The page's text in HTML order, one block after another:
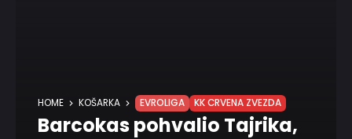
HOME KOŠARKA EVROLIGA KK CRVENA ZVEZDA
Barcokas pohvalio Tajrika,